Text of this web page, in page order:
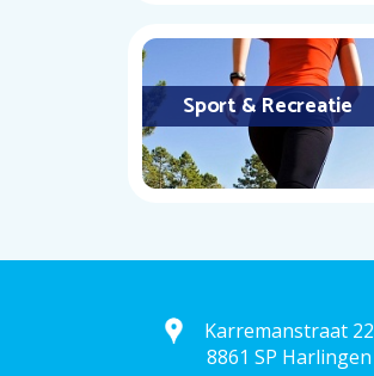
Sport & Recreatie
Karremanstraat 22
8861 SP Harlingen